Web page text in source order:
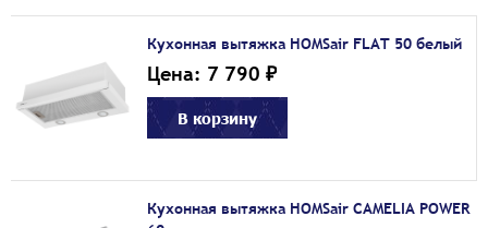
Кухонная вытяжка HOMSair FLAT 50 белый
Цена: 7 790 ₽
В корзину
Кухонная вытяжка HOMSair CAMELIA POWER